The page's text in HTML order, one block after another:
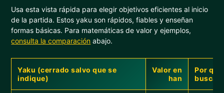
Usa esta vista rápida para elegir objetivos eficientes al inicio
de la partida. Estos yaku son rápidos, fiables y enseñan
formas básicas. Para matemáticas de valor y ejemplos,
consulta la comparación abajo.
Yaku (cerrado salvo que se
indique)
Valor en
han
Por